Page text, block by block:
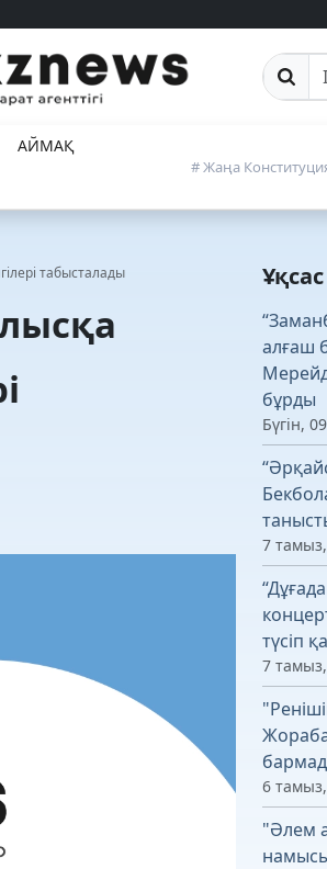
Сайттан
АЙМАҚ
# Жаңа
табысталады
алғаш
бұрды
Бүгін,
7
түсіп
7
6
"Әлем